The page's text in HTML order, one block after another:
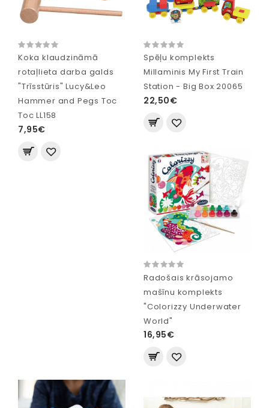
Koka klaudzināmā
rotaļlieta darba galds
"Trīsstūris" Lucy&Leo
Hammer and Pegs Toc
Toc LL158
7,95€
Spēļu komplekts
Millaminis My First Train
Station - Big Box 20065
22,50€
Radošais krāsojamo
mašīnu komplekts
"Colorizzy Underwater
World"
16,95€